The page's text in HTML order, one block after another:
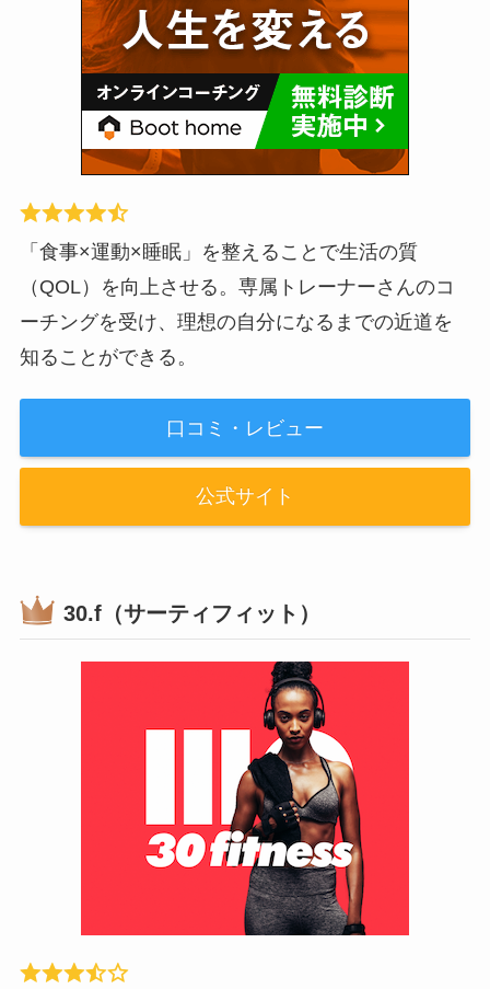
「食事×運動×睡眠」を整えることで生活の質
（QOL）を向上させる。専属トレーナーさんのコ
ーチングを受け、理想の自分になるまでの近道を
知ることができる。
口コミ・レビュー
公式サイト
30.f（サーティフィット）